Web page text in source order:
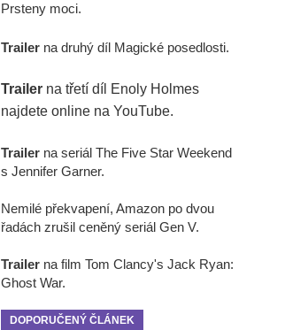
Prsteny moci.
Trailer na druhý díl Magické posedlosti.
Trailer na třetí díl Enoly Holmes
najdete online na YouTube.
Trailer na seriál The Five Star Weekend
s Jennifer Garner.
Nemilé překvapení, Amazon po dvou
řadách zrušil ceněný seriál Gen V.
Trailer na film Tom Clancy's Jack Ryan:
Ghost War.
DOPORUČENÝ ČLÁNEK